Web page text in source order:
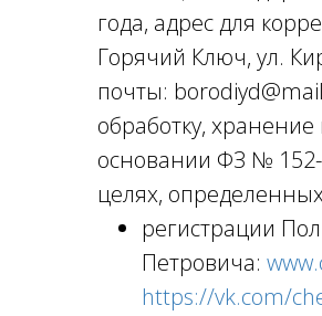
года, адрес для
Горячий Ключ, ул.
почты:
обработку,
основании ФЗ №
целях,
регистрации
Петровича:
https://vk.com/